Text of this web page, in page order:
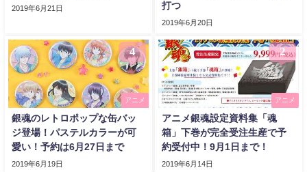
2019年6月21日
打つ
2019年6月20日
4
アニメ
銀魂のレトロポップな缶バッ
ジ登場！パステルカラーが可
愛い！予約は6月27日まで
2019年6月19日
2
アニメ
アニメ銀魂設定資料集「魂
箱」下巻が完全受注生産で予
約受付中！9月1日まで！
2019年6月14日